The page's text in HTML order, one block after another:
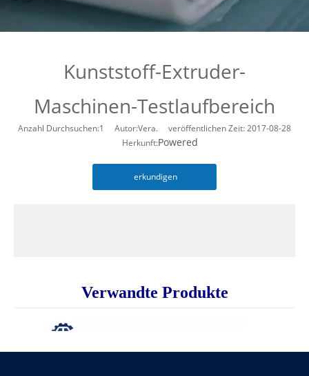
Kunststoff-Extruder-
Maschinen-Testlaufbereich
Anzahl Durchsuchen:1
Autor:Vera. veröffentlichen Zeit: 2017-08-28
Herkunft:Powered
erkundigen
Verwandte Produkte